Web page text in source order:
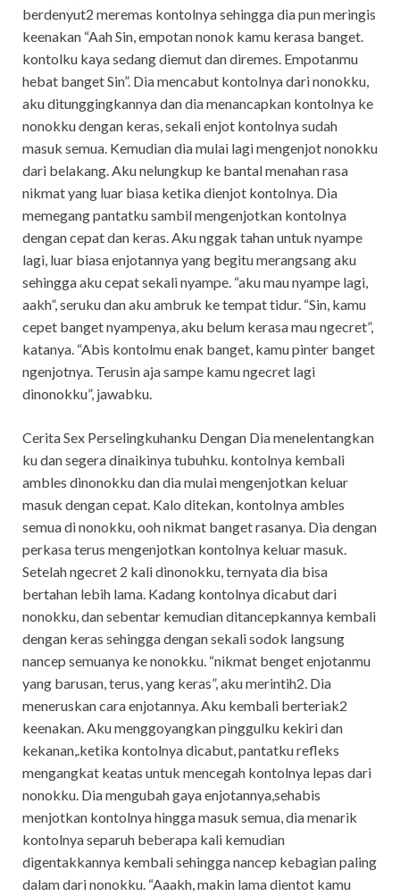
berdenyut2 meremas kontolnya sehingga dia pun meringis
keenakan “Aah Sin, empotan nonok kamu kerasa banget.
kontolku kaya sedang diemut dan diremes. Empotanmu
hebat banget Sin”. Dia mencabut kontolnya dari nonokku,
aku ditunggingkannya dan dia menancapkan kontolnya ke
nonokku dengan keras, sekali enjot kontolnya sudah
masuk semua. Kemudian dia mulai lagi mengenjot nonokku
dari belakang. Aku nelungkup ke bantal menahan rasa
nikmat yang luar biasa ketika dienjot kontolnya. Dia
memegang pantatku sambil mengenjotkan kontolnya
dengan cepat dan keras. Aku nggak tahan untuk nyampe
lagi, luar biasa enjotannya yang begitu merangsang aku
sehingga aku cepat sekali nyampe. “aku mau nyampe lagi,
aakh”, seruku dan aku ambruk ke tempat tidur. “Sin, kamu
cepet banget nyampenya, aku belum kerasa mau ngecret”,
katanya. “Abis kontolmu enak banget, kamu pinter banget
ngenjotnya. Terusin aja sampe kamu ngecret lagi
dinonokku”, jawabku.
Cerita Sex Perselingkuhanku Dengan Dia menelentangkan
ku dan segera dinaikinya tubuhku. kontolnya kembali
ambles dinonokku dan dia mulai mengenjotkan keluar
masuk dengan cepat. Kalo ditekan, kontolnya ambles
semua di nonokku, ooh nikmat banget rasanya. Dia dengan
perkasa terus mengenjotkan kontolnya keluar masuk.
Setelah ngecret 2 kali dinonokku, ternyata dia bisa
bertahan lebih lama. Kadang kontolnya dicabut dari
nonokku, dan sebentar kemudian ditancepkannya kembali
dengan keras sehingga dengan sekali sodok langsung
nancep semuanya ke nonokku. “nikmat benget enjotanmu
yang barusan, terus, yang keras”, aku merintih2. Dia
meneruskan cara enjotannya. Aku kembali berteriak2
keenakan. Aku menggoyangkan pinggulku kekiri dan
kekanan,.ketika kontolnya dicabut, pantatku refleks
mengangkat keatas untuk mencegah kontolnya lepas dari
nonokku. Dia mengubah gaya enjotannya,sehabis
menjotkan kontolnya hingga masuk semua, dia menarik
kontolnya separuh beberapa kali kemudian
digentakkannya kembali sehingga nancep kebagian paling
dalam dari nonokku. “Aaakh, makin lama dientot kamu